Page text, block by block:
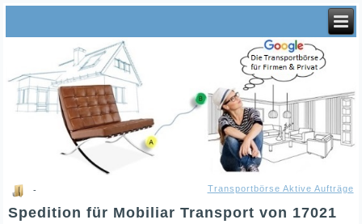
- Transportbörse Aktive Aufträge
Spedition für Mobiliar Transport von 17021